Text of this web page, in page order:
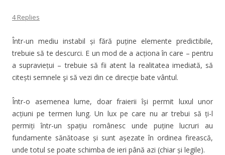
4 Replies
Într-un mediu instabil și fără puține elemente predictibile,
trebuie să te descurci. E un mod de a acționa în care – pentru
a supraviețui – trebuie să fii atent la realitatea imediată, să
citești semnele şi să vezi din ce direcție bate vântul.
Într-o asemenea lume, doar fraierii își permit luxul unor
acțiuni pe termen lung. Un lux pe care nu ar trebui să ți-l
permiți într-un spațiu românesc unde puține lucruri au
fundamente sănătoase și sunt așezate în ordinea firească,
unde totul se poate schimba de ieri până azi (chiar și legile).